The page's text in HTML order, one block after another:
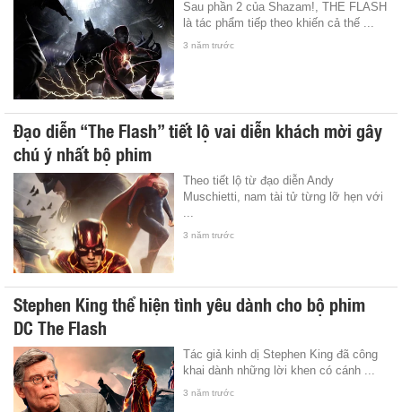
Sau phần 2 của Shazam!, THE FLASH
là tác phẩm tiếp theo khiến cả thế ...
3 năm trước
Đạo diễn “The Flash” tiết lộ vai diễn khách mời gây
chú ý nhất bộ phim
Theo tiết lộ từ đạo diễn Andy
Muschietti, nam tài tử từng lỡ hẹn với
3 năm trước
Stephen King thể hiện tình yêu dành cho bộ phim
DC The Flash
Tác giả kinh dị Stephen King đã công
khai dành những lời khen có cánh ...
3 năm trước